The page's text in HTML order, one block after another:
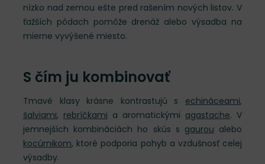
nízko nad zemou ešte pred rašením nových listov. V
ťažších pôdach pomôže drenáž alebo výsadba na
mierne vyvýšené miesto.
S čím ju kombinovať
Tmavé klasy krásne kontrastujú s echináceami,
šalviami, rebríčkami a aromatickými agastache. V
jemnejších kombináciách ho skús s gaurou alebo
kocúrnikom, ktoré podporia pohyb a vzdušnosť celej
výsadby.